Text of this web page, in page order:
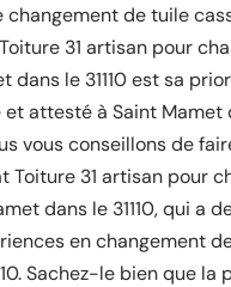
changement de tuile
31 artisan pour
dans le 31110 est sa
attesté à Saint Mamet
vous conseillons de
Toiture 31 artisan pour
dans le 31110, qui a
en changement
Sachez-le bien que la